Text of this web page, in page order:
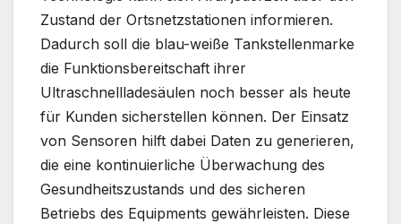
Zustand der Ortsnetzstationen informieren.
Dadurch soll die blau-weiße Tankstellenmarke
die Funktionsbereitschaft ihrer
Ultraschnellladesäulen noch besser als heute
für Kunden sicherstellen können. Der Einsatz
von Sensoren hilft dabei Daten zu generieren,
die eine kontinuierliche Überwachung des
Gesundheitszustands und des sicheren
Betriebs des Equipments gewährleisten. Diese